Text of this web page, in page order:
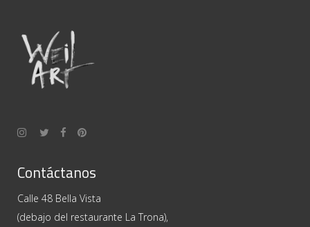
Contáctanos
Calle 48 Bella Vista
(debajo del restaurante La Trona),